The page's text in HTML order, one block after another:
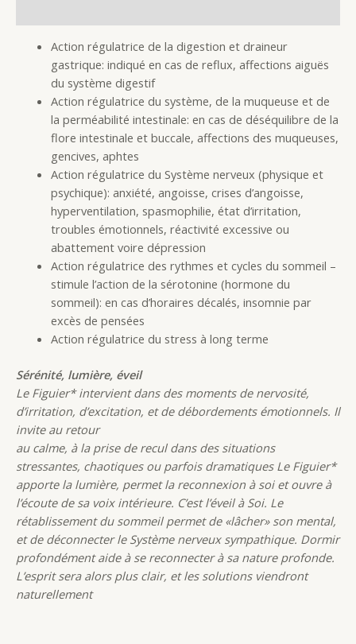
Action régulatrice de la digestion et draineur
gastrique: indiqué en cas de reflux, affections aiguës
du système digestif
Action régulatrice du système, de la muqueuse et de
la perméabilité intestinale: en cas de déséquilibre de la
flore intestinale et buccale, affections des muqueuses,
gencives, aphtes
Action régulatrice du Système nerveux (physique et
psychique): anxiété, angoisse, crises d’angoisse,
hyperventilation, spasmophilie, état d’irritation,
troubles émotionnels, réactivité excessive ou
abattement voire dépression
Action régulatrice des rythmes et cycles du sommeil –
stimule l’action de la sérotonine (hormone du
sommeil): en cas d’horaires décalés, insomnie par
excès de pensées
Action régulatrice du stress à long terme
Sérénité, lumière, éveil
Le Figuier* intervient dans des moments de nervosité,
d’irritation, d’excitation, et de débordements émotionnels. Il
invite au retour
au calme, à la prise de recul dans des situations
stressantes, chaotiques ou parfois dramatiques Le Figuier*
apporte la lumière, permet la reconnexion à soi et ouvre à
l’écoute de sa voix intérieure. C’est l’éveil à Soi. Le
rétablissement du sommeil permet de «lâcher» son mental,
et de déconnecter le Système nerveux sympathique. Dormir
profondément aide à se reconnecter à sa nature profonde.
L’esprit sera alors plus clair, et les solutions viendront
naturellement